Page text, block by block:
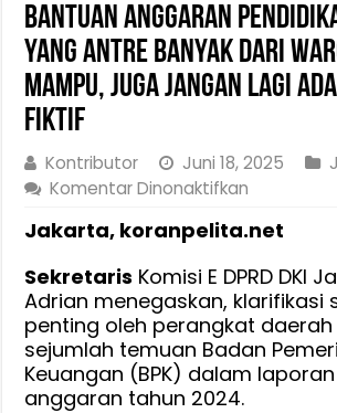
Bantuan Anggaran
Yang Antre Banyak dari
Mampu, Juga Jangan Lagi
Fiktif
Kontributor Juni 18, 2025
Komentar Dinonaktifkan
Anggaran
Justin:
Yang
Antre
Banyak
dari
Jakarta, koranpelita.net
Sekretaris Komisi E DPRD DKI
Adrian menegaskan, klarifikasi
penting oleh perangkat
sejumlah temuan Badan
Keuangan (BPK) dalam
anggaran tahun 2024.